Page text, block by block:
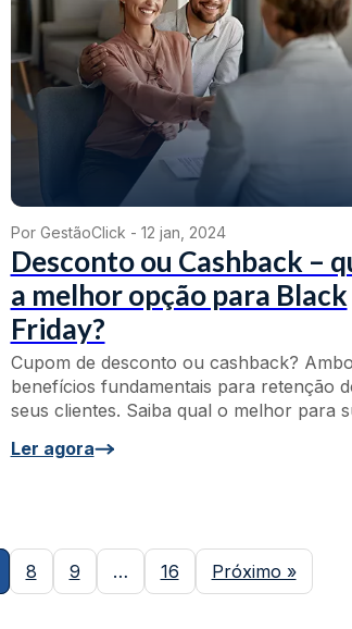
Por GestãoClick - 12 jan, 2024
Desconto ou Cashback –
a melhor opção para Black
Friday?
Cupom de desconto ou cashback?
benefícios fundamentais para retenção
seus clientes. Saiba qual o melhor para
Ler agora
8 9 … 16 Próximo »